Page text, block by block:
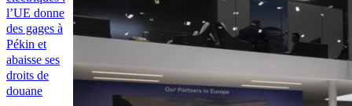
l’UE donne
des gages à
Pékin et
abaisse ses
droits de
douane